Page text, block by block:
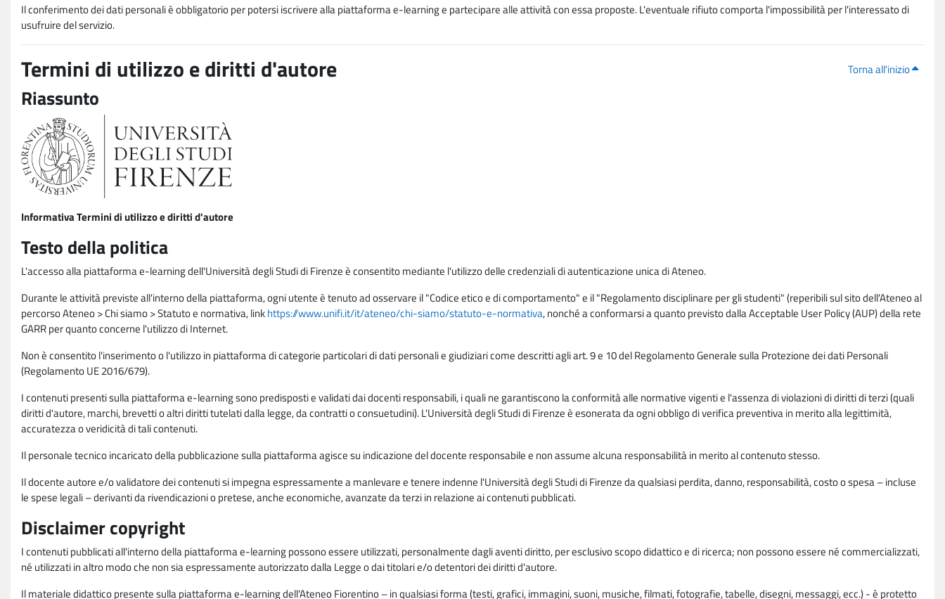
Il conferimento dei dati personali è obbligatorio per potersi iscrivere alla piattaforma e-learning e partecipare alle attività con essa proposte. L'eventuale rifiuto comporta l'impossibilità per l'interessato di
usufruire del servizio.
Torna all'inizio
Termini di utilizzo e diritti d'autore
Riassunto
Informativa Termini di utilizzo e diritti d'autore
Testo della politica
L'accesso alla piattaforma e-learning dell'Università degli Studi di Firenze è consentito mediante l'utilizzo delle credenziali di autenticazione unica di Ateneo.
Durante le attività previste all'interno della piattaforma, ogni utente è tenuto ad osservare il "Codice etico e di comportamento" e il "Regolamento disciplinare per gli studenti" (reperibili sul sito dell'Ateneo al
percorso Ateneo > Chi siamo > Statuto e normativa, linkhttps://www.unifi.it/it/ateneo/chi-siamo/statuto-e-normativa, nonché a conformarsi a quanto previsto dalla Acceptable User Policy (AUP) della rete
GARR per quanto concerne l'utilizzo di Internet.
Non è consentito l'inserimento o l'utilizzo in piattaforma di categorie particolari di dati personali e giudiziari come descritti agli art. 9 e 10 del Regolamento Generale sulla Protezione dei dati Personali
(Regolamento UE 2016/679).
I contenuti presenti sulla piattaforma e-learning sono predisposti e validati dai docenti responsabili, i quali ne garantiscono la conformità alle normative vigenti e l'assenza di violazioni di diritti di terzi (quali
diritti d'autore, marchi, brevetti o altri diritti tutelati dalla legge, da contratti o consuetudini). L'Università degli Studi di Firenze è esonerata da ogni obbligo di verifica preventiva in merito alla legittimità,
accuratezza o veridicità di tali contenuti.
Il personale tecnico incaricato della pubblicazione sulla piattaforma agisce su indicazione del docente responsabile e non assume alcuna responsabilità in merito al contenuto stesso.
Il docente autore e/o validatore dei contenuti si impegna espressamente a manlevare e tenere indenne l'Università degli Studi di Firenze da qualsiasi perdita, danno, responsabilità, costo o spesa – incluse
le spese legali – derivanti da rivendicazioni o pretese, anche economiche, avanzate da terzi in relazione ai contenuti pubblicati.
Disclaimer copyright
I contenuti pubblicati all'interno della piattaforma e-learning possono essere utilizzati, personalmente dagli aventi diritto, per esclusivo scopo didattico e di ricerca; non possono essere né commercializzati,
né utilizzati in altro modo che non sia espressamente autorizzato dalla Legge o dai titolari e/o detentori dei diritti d'autore.
Il materiale didattico presente sulla piattaforma e-learning dell'Ateneo Fiorentino – in qualsiasi forma (testi, grafici, immagini, suoni, musiche, filmati, fotografie, tabelle, disegni, messaggi, ecc.) - è protetto